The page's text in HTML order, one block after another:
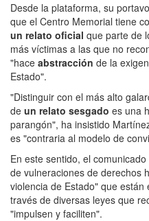
Desde la plataforma, su
que el Centro Memorial tiene
un relato oficial que parte de
más víctimas a las que no
"hace abstracción de la
Estado".
"Distinguir con el más alto
de un relato sesgado es una
parangón", ha insistido
es "contraria al modelo de
En este sentido, el
de vulneraciones de derechos
violencia de Estado" que
través de diversas leyes que
"impulsen y faciliten".